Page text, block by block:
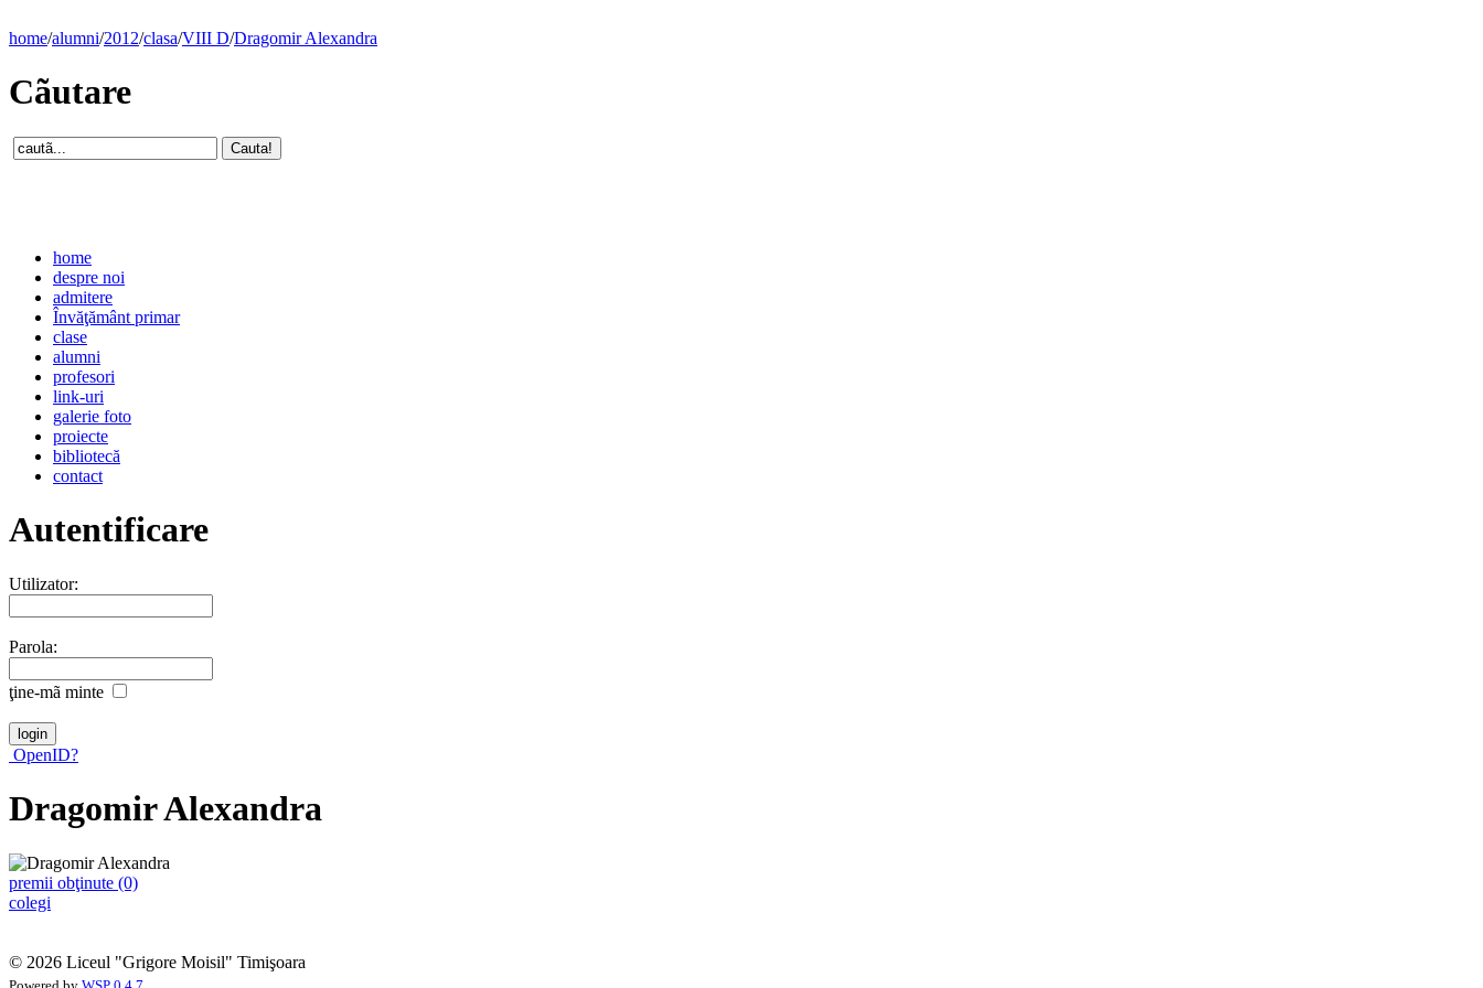
home/alumni/2012/clasa/VIII D/Dragomir Alexandra
Cãutare
home
despre noi
admitere
Învăţământ primar
clase
alumni
profesori
link-uri
galerie foto
proiecte
bibliotecă
contact
Autentificare
Utilizator:
Parola:
ţine-mã minte
OpenID?
Dragomir Alexandra
premii obţinute (0)
colegi
© 2026 Liceul "Grigore Moisil" Timişoara